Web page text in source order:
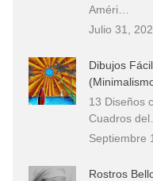
Améri…
Julio 31,
Dibujos
13 Diseños
Cuadros
Septiembre
Rostros